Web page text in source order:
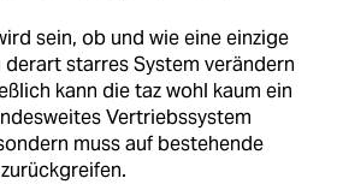
sein, ob und wie eine einzige
derart starres System verändern
kann die taz wohl kaum ein
Vertriebssystem
muss auf bestehende